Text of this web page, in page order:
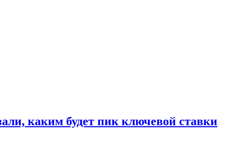
каким будет пик ключевой ставки